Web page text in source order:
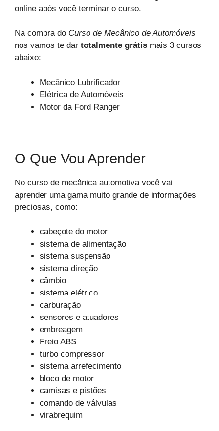
online após você terminar o curso.
Na compra do Curso de Mecânico de Automóveis
nos vamos te dar totalmente grátis mais 3 cursos
abaixo:
Mecânico Lubrificador
Elétrica de Automóveis
Motor da Ford Ranger
O Que Vou Aprender
No curso de mecânica automotiva você vai
aprender uma gama muito grande de informações
preciosas, como:
cabeçote do motor
sistema de alimentação
sistema suspensão
sistema direção
câmbio
sistema elétrico
carburação
sensores e atuadores
embreagem
Freio ABS
turbo compressor
sistema arrefecimento
bloco de motor
camisas e pistões
comando de válvulas
virabrequim